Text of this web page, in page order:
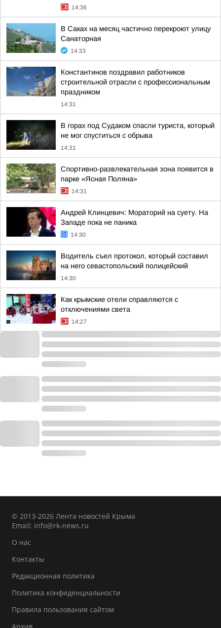
14:36
В Саках на месяц частично перекроют улицу
Санаторная
14:33
Константинов поздравил работников
строительной отрасли с профессиональным
праздником
14:31
В горах под Судаком спасли туриста, который
не мог спуститься с обрыва
14:31
Спортивно-развлекательная зона появится в
парке «Ясная Поляна»
14:31
Андрей Клинцевич: Мораторий на суету. На
Западе пока не паника
14:30
Водитель съел протокол, который составил
на него севастопольский полицейский
14:30
Как крымские отели справляются с
отключениями света
14:27
© 2013-2026 Лента новостей Крыма
Email: info@rk-news.ru
О нас
Контакты
Редакционная политика
Политика конфиденциальности
Правила пользования сайтом